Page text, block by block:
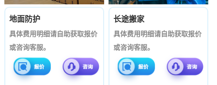
地面防护
具体费用明细请自助获取报价
或咨询客服。
长途搬家
具体费用明细请自助获取报价
或咨询客服。